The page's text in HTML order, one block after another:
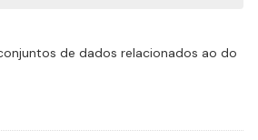
de dados relacionados ao do